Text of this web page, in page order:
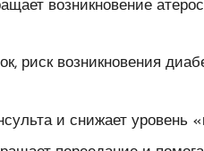
возникновение
риск возникновения
и снижает уровень